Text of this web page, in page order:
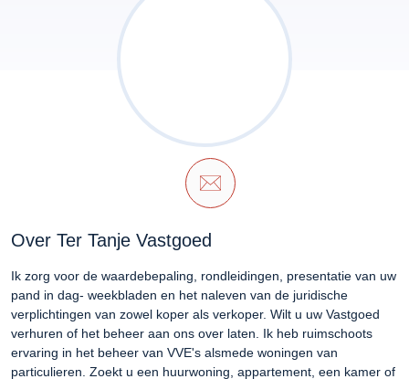
Over Ter Tanje Vastgoed
Ik zorg voor de waardebepaling, rondleidingen, presentatie van uw
pand in dag- weekbladen en het naleven van de juridische
verplichtingen van zowel koper als verkoper. Wilt u uw Vastgoed
verhuren of het beheer aan ons over laten. Ik heb ruimschoots
ervaring in het beheer van VVE's alsmede woningen van
particulieren. Zoekt u een huurwoning, appartement, een kamer of